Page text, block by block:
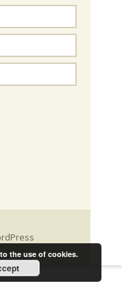
the use of cookies.